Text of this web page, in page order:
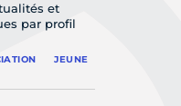
et
par profil
JEUNE